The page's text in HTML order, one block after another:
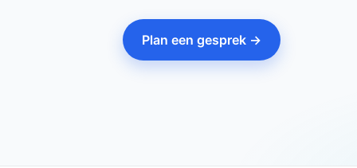
Plan een gesprek →